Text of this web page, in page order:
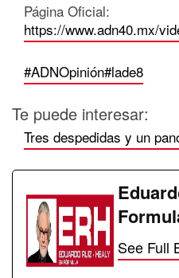
Página Oficial:
https://www.adn40.mx/
#ADNOpinión#lade8
Te puede interesar:
Tres despedidas y un
See Full